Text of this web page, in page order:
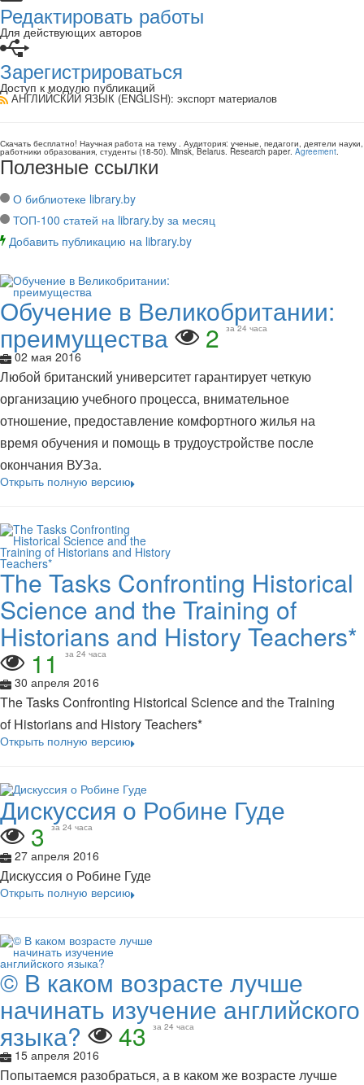
Редактировать работы
Для действующих авторов
Зарегистрироваться
Доступ к модулю публикаций
АНГЛИЙСКИЙ ЯЗЫК (ENGLISH): экспорт материалов
Скачать бесплатно! Научная работа на тему . Аудитория: ученые, педагоги, деятели науки,
работники образования, студенты (18-50). Minsk, Belarus. Research paper. Agreement.
Полезные ссылки
О библиотеке library.by
ТОП-100 статей на library.by за месяц
Добавить публикацию на library.by
Обучение в Великобритании:
преимущества 2 за 24 часа
02 мая 2016
Любой британский университет гарантирует четкую
организацию учебного процесса, внимательное
отношение, предоставление комфортного жилья на
время обучения и помощь в трудоустройстве после
окончания ВУЗа.
Открыть полную версию
The Tasks Confronting Historical
Science and the Training of
Historians and History Teachers*
11 за 24 часа
30 апреля 2016
The Tasks Confronting Historical Science and the Training
of Historians and History Teachers*
Открыть полную версию
Дискуссия о Робине Гуде
3 за 24 часа
27 апреля 2016
Дискуссия о Робине Гуде
Открыть полную версию
© В каком возрасте лучше
начинать изучение английского
языка? 43 за 24 часа
15 апреля 2016
Попытаемся разобраться, а в каком же возрасте лучше